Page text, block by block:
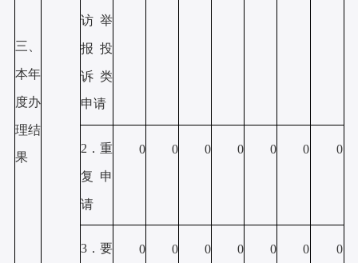
三、
本年
度办
理结
果
访举
报投
诉类
申请
2．重
复申
请
0 0 0 0 0 0 0
3．要 0 0 0 0 0 0 0